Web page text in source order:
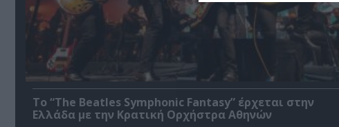
Το “The Beatles Symphonic Fantasy” έρχεται στην
Ελλάδα με την Κρατική Ορχήστρα Αθηνών